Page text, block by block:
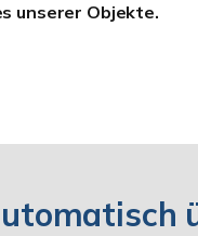
unserer Objekte.